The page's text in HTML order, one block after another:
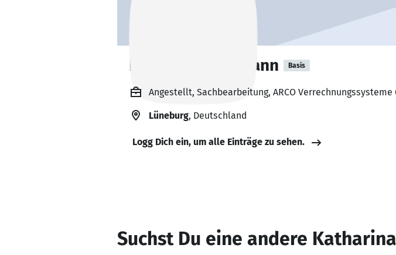
Katharina Hoffmann Basis
Angestellt, Sachbearbeitung, ARCO Verrechnungssysteme
Lüneburg, Deutschland
Logg Dich ein, um alle Einträge zu sehen.
Suchst Du eine andere